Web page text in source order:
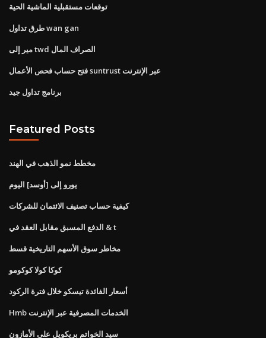
توقعات مستقبلية الماشية الحية
طرق تداول wan gan
مير إلى twd الصراف المال
فتح حساب فحص الأعمال suntrust عبر الإنترنت
برنامج تداول جيد
Featured Posts
مخطط نمو الذهب في الهند
يورو إلى [أوسد] اليوم
كيفية حساب تصنيف الائتمان للشركات
الدفع المسبق مقابل العقد في & t
مخاطر سوق الأسهم التاريخية قسط
كوكا كولا كوكومو
أسعار الفائدة تيسكو خلال فترة الركود
Hmb الخدمات المصرفية عبر الإنترنت
سيد الخواتم بريكويل على الأمازون